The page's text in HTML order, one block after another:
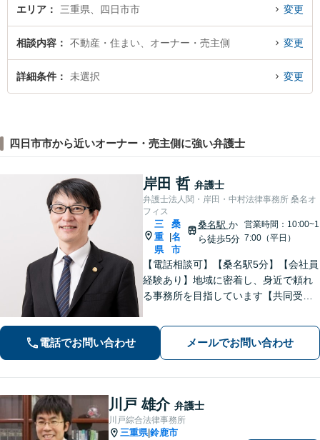
エリア 三重県、四日市市 変更
相談内容 不動産・住まい、オーナー・売主側 変更
詳細条件 未選択 変更
四日市市から近いオーナー・売主側に強い弁護士
岸田 哲 弁護士
弁護士法人関・岸田・中村法律事務所 桑名オ
フィス
三
重
県
桑
名
市
桑名駅 か
ら徒歩5分
営業時間：10:00~1
7:00（平日）
【電話相談可】【桑名駅5分】【会社員
経験あり】地域に密着し、身近で頼れ
る事務所を目指しています【共同受任
全力を尽くします。一人で悩まず、お
気軽にご相談ください【夜間土日相談
可（要予約）】
電話でお問い合わせ メールでお問い合わせ
川戸 雄介 弁護士
川戸綜合法律事務所
三重県|鈴鹿市